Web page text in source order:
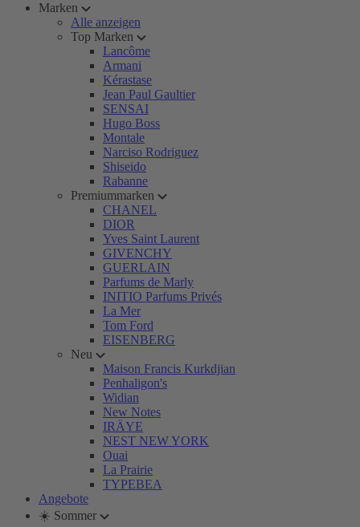
Marken
Alle anzeigen
Top Marken
Lancôme
Armani
Kérastase
Jean Paul Gaultier
SENSAI
Hugo Boss
Montale
Narciso Rodriguez
Shiseido
Rabanne
Premiummarken
CHANEL
DIOR
Yves Saint Laurent
GIVENCHY
GUERLAIN
Parfums de Marly
INITIO Parfums Privés
La Mer
Tom Ford
EISENBERG
Neu
Maison Francis Kurkdjian
Penhaligon's
Widian
New Notes
IRÄYE
NEST NEW YORK
Ouai
La Prairie
TYPEBEA
Angebote
☀️ Sommer